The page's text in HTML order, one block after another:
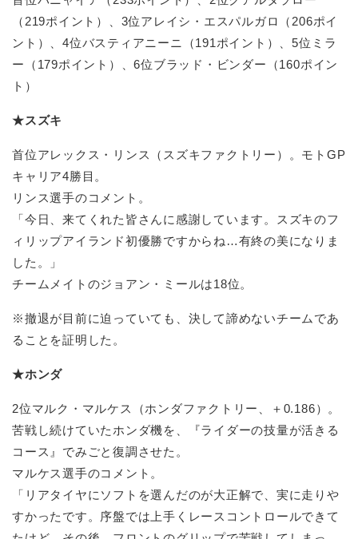
（219ポイント）、3位アレイシ・エスパルガロ（206ポイ
ント）、4位バスティアニーニ（191ポイント）、5位ミラ
ー（179ポイント）、6位ブラッド・ビンダー（160ポイン
ト）
★スズキ
首位アレックス・リンス（スズキファクトリー）。モトGP
キャリア4勝目。
リンス選手のコメント。
「今日、来てくれた皆さんに感謝しています。スズキのフ
ィリップアイランド初優勝ですからね…有終の美になりま
した。」
チームメイトのジョアン・ミールは18位。
※撤退が目前に迫っていても、決して諦めないチームであ
ることを証明した。
★ホンダ
2位マルク・マルケス（ホンダファクトリー、＋0.186）。
苦戦し続けていたホンダ機を、『ライダーの技量が活きる
コース』でみごと復調させた。
マルケス選手のコメント。
「リアタイヤにソフトを選んだのが大正解で、実に走りや
すかったです。序盤では上手くレースコントロールできて